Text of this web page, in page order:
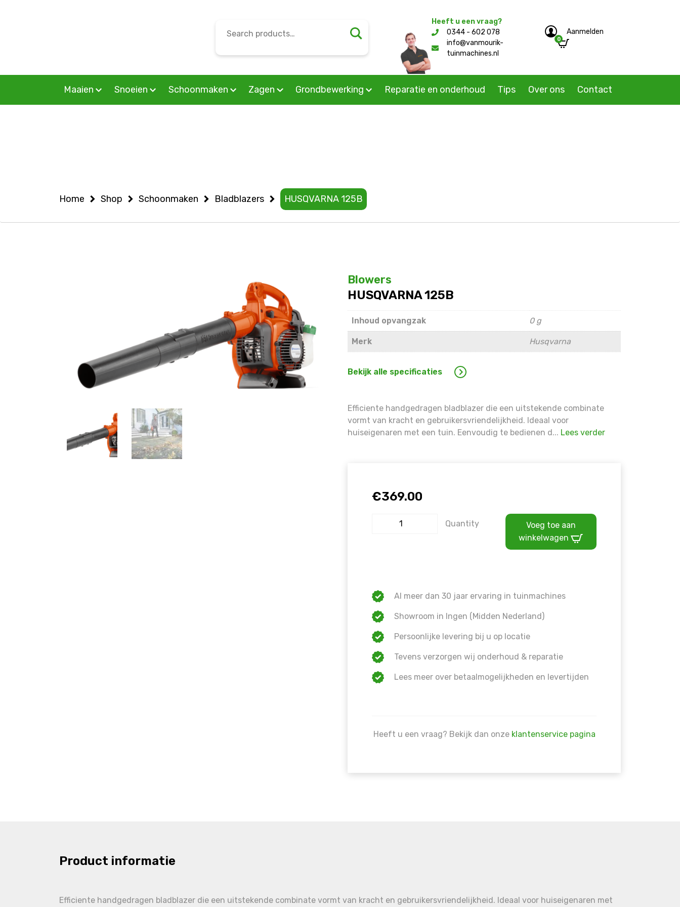
/home/allermedia/domains/vanmourik-tuinmachines.nl/public_html/wp-content/themes/mourik/woocommerce/single-product.php
Search
Heeft u een vraag?
0344 - 602 078
info@vanmourik-
tuinmachines.nl
Aanmelden
0
Maaien Snoeien Schoonmaken Zagen Grondbewerking Reparatie en onderhoud Tips Over ons Contact
Home Shop Schoonmaken Bladblazers HUSQVARNA 125B
Blowers
HUSQVARNA 125B
Inhoud opvangzak 0 g
Merk Husqvarna
Bekijk alle specificaties
Efficiente handgedragen bladblazer die een uitstekende combinate
vormt van kracht en gebruikersvriendelijkheid. Ideaal voor
huiseigenaren met een tuin. Eenvoudig te bedienen d... Lees verder
€369.00
Quantity
Voeg toe aan
winkelwagen
Al meer dan 30 jaar ervaring in tuinmachines
Showroom in Ingen (Midden Nederland)
Persoonlijke levering bij u op locatie
Tevens verzorgen wij onderhoud & reparatie
Lees meer over betaalmogelijkheden en levertijden
Heeft u een vraag? Bekijk dan onze klantenservice pagina
Product informatie
Efficiente handgedragen bladblazer die een uitstekende combinate vormt van kracht en gebruikersvriendelijkheid. Ideaal voor huiseigenaren met